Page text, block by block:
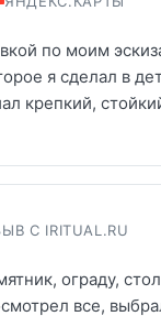
по моим
я сделал в
крепкий,
С IRITUAL.RU
ограду,
все,